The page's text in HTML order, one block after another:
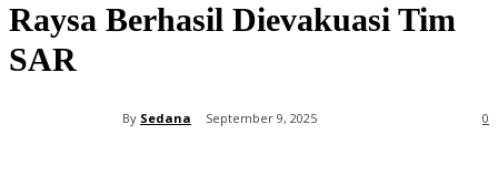
Raysa Berhasil Dievakuasi Tim
SAR
By Sedana September 9, 2025 0